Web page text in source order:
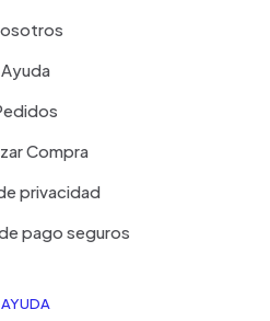
Ayuda
Compra
privacidad
pago seguros
AYUDA